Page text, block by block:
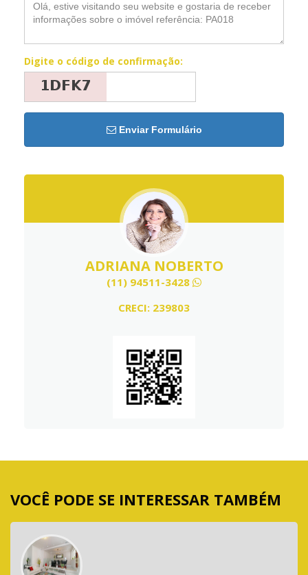
Digite o código de confirmação:
Enviar Formulário
ADRIANA NOBERTO
(11) 94511-3428
CRECI: 239803
VOCÊ PODE SE INTERESSAR TAMBÉM